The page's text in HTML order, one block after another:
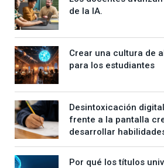
de la IA.
Crear una cultura de
para los estudiantes
Desintoxicación
frente a la pantalla
desarrollar
Por qué los títulos